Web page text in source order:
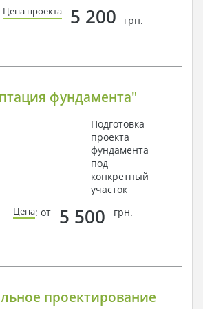
телефон -
Цена проекта 5 200 грн.
фундамента"
Подготовка
проекта
фундамента
под
конкретный
участок
Цена: от 5 500 грн.
проектирование